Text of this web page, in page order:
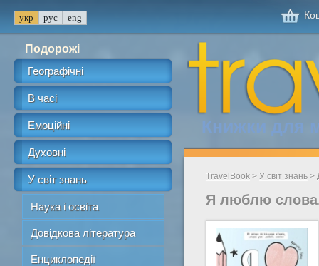
Подорожі
Географічні
В часі
Емоційні
Духовні
У світ знань
Наука і освіта
Довідкова література
Енциклопедії
Книжки для
TravelBook > У світ знань >
Я люблю